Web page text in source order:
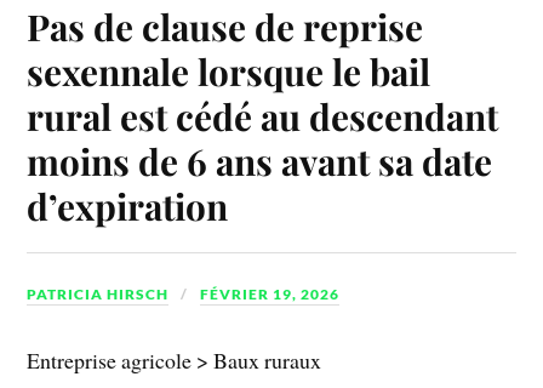
Pas de clause de reprise
sexennale lorsque le bail
rural est cédé au descendant
moins de 6 ans avant sa date
d’expiration
PATRICIA HIRSCH FÉVRIER 19, 2026
Entreprise agricole > Baux ruraux